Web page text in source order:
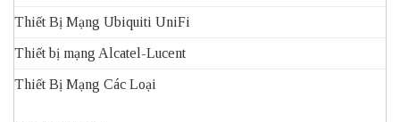
Thiết Bị Mạng Ubiquiti UniFi
Thiết bị mạng Alcatel-Lucent
Thiết Bị Mạng Các Loại